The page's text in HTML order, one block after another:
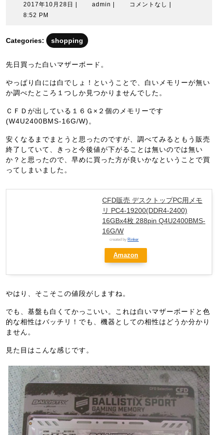
2017年10月28日
2017
28
admin adminコメントなし
8:52 PM
Categories: shopping
先日買った白いマザーボード。
やっぱり白には白でしょ！ということで、白いメモリーが無い
か調べたところ１つしか見つかりませんでした。
ＣＦＤが出している１６Ｇ×２個のメモリーです
(W4U2400BMS-16G/W)。
安くなるまでまとうと思ったのですが、調べてみるともう販売
終了していて、きっと今後値が下がることは無いのでは無い
か？と思ったので、早めに買った方が良いかなということで買
ってしまいました。
CFD販売 デスクトップPC用メモ
リ PC4-19200(DDR4-2400)
16GBx4枚 288pin Q4U2400BMS-
16G/W
created by Rinker
Amazon
やはり、そこそこの値段がしますね。
でも、基盤も白くてかっこいい。これは白いマザーボードと色
的な相性はバッチリ！でも、機器としての相性はどうか分かり
ません。
見た目はこんな感じです。